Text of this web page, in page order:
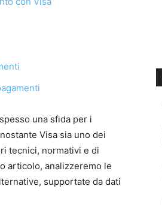
una sfida per i
Visa sia uno dei
tecnici, normativi e di
articolo, analizzeremo le
supportate da dati